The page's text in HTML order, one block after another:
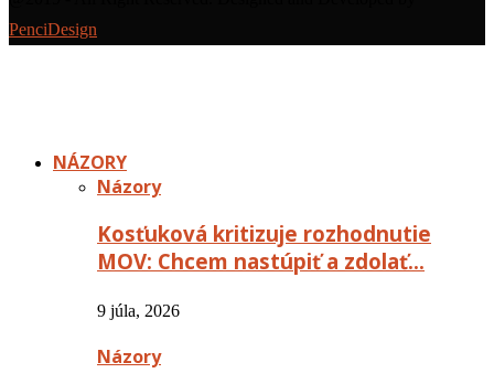
PenciDesign
NÁZORY
Názory
Kosťuková kritizuje rozhodnutie
MOV: Chcem nastúpiť a zdolať…
9 júla, 2026
Názory